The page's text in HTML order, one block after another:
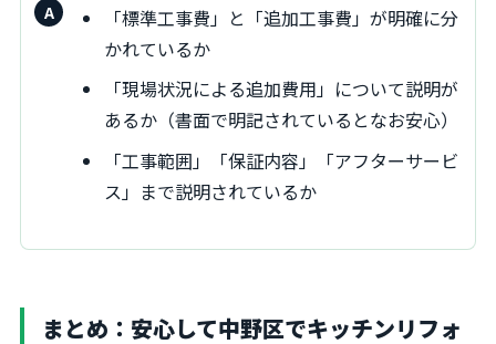
「標準工事費」と「追加工事費」が明確に分
かれているか
「現場状況による追加費用」について説明が
あるか（書面で明記されているとなお安心）
「工事範囲」「保証内容」「アフターサービ
ス」まで説明されているか
まとめ：安心して中野区でキッチンリフォ